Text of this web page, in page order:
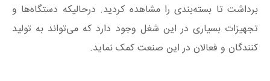
برداشت تا بسته‌بندی را مشاهده کردید. درحالیکه دستگاه‌ها و
تجهیزات بسیاری در این شغل وجود دارد که می‌تواند به تولید
کنندگان و فعالان در این صنعت کمک نماید.